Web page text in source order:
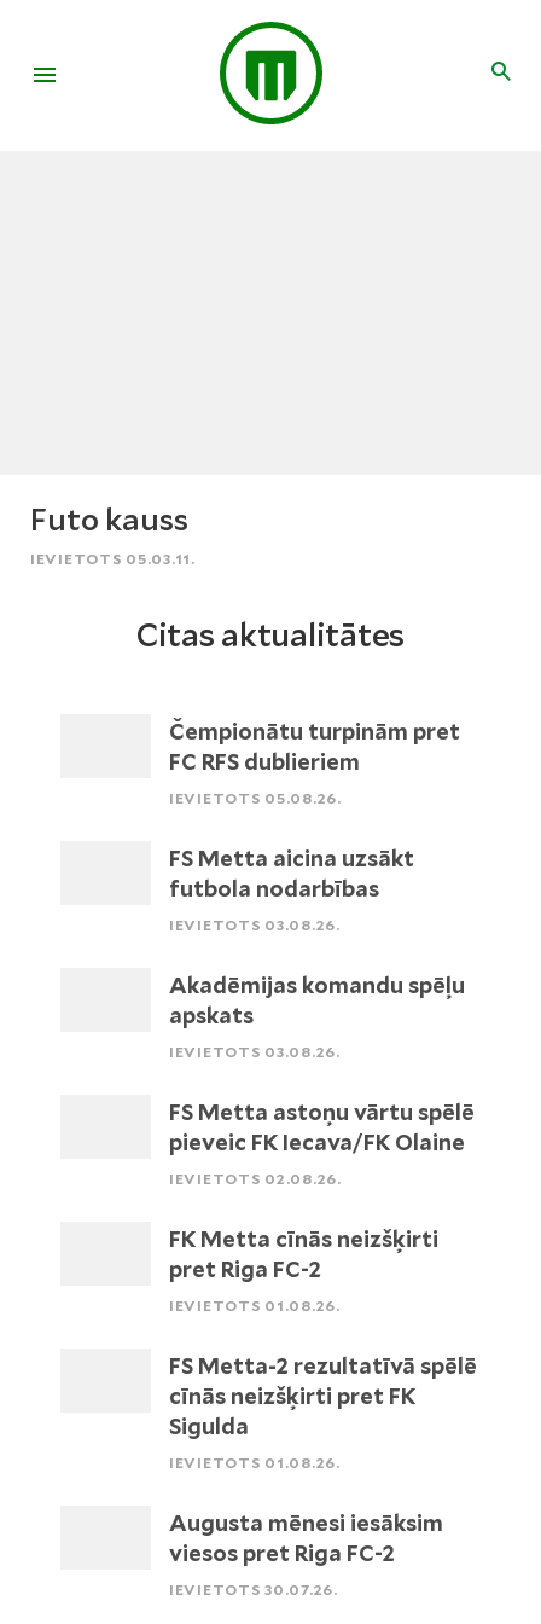
Futo kauss
IEVIETOTS 05.03.11.
Citas aktualitātes
Čempionātu turpinām pret
FC RFS dublieriem
IEVIETOTS 05.08.26.
FS Metta aicina uzsākt
futbola nodarbības
IEVIETOTS 03.08.26.
Akadēmijas komandu spēļu
apskats
IEVIETOTS 03.08.26.
FS Metta astoņu vārtu spēlē
pieveic FK Iecava/FK Olaine
IEVIETOTS 02.08.26.
FK Metta cīnās neizšķirti
pret Riga FC-2
IEVIETOTS 01.08.26.
FS Metta-2 rezultatīvā spēlē
cīnās neizšķirti pret FK
Sigulda
IEVIETOTS 01.08.26.
Augusta mēnesi iesāksim
viesos pret Riga FC-2
IEVIETOTS 30.07.26.